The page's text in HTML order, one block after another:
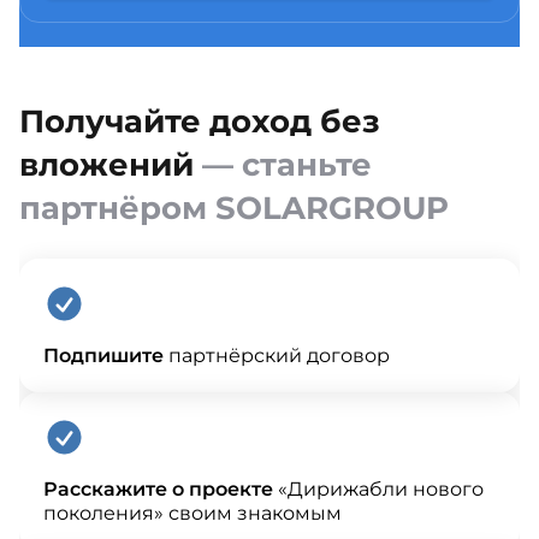
Получайте доход без
вложений — станьте
партнёром SOLARGROUP
Подпишите партнёрский договор
Расскажите о проекте «Дирижабли нового
поколения» своим знакомым